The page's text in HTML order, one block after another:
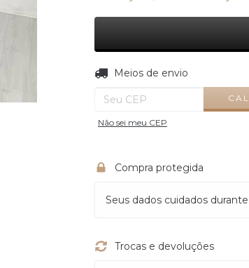
Entregas para o CEP:
Meios de envio
Não sei meu CEP
Compra protegida
Seus dados cuidados
Trocas e devoluções